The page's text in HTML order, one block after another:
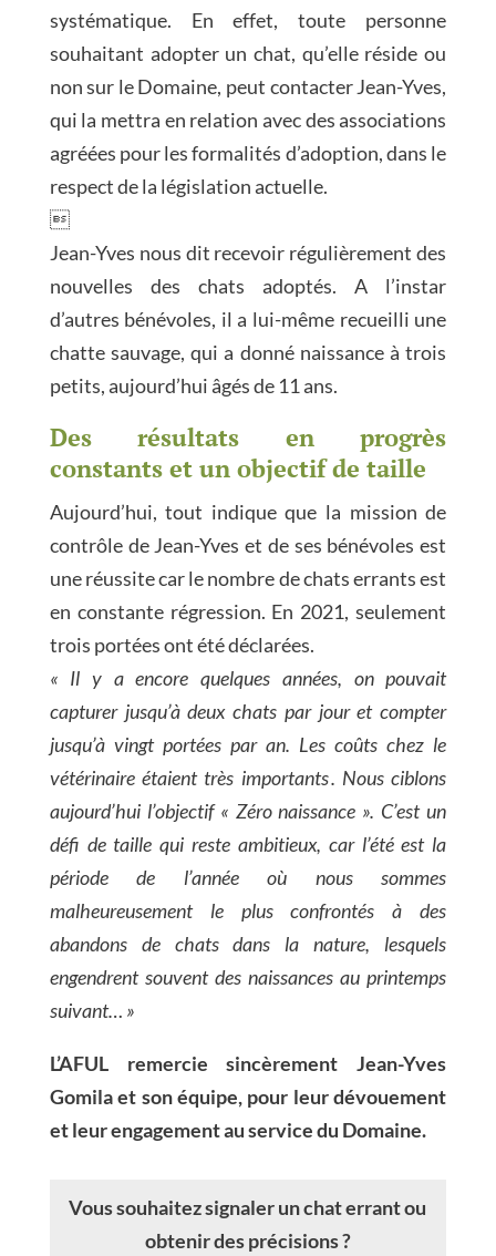
systématique. En effet, toute personne
souhaitant adopter un chat, qu’elle réside ou
non sur le Domaine, peut contacter Jean-Yves,
qui la mettra en relation avec des associations
agréées pour les formalités d’adoption, dans le
respect de la législation actuelle.

Jean-Yves nous dit recevoir régulièrement des
nouvelles des chats adoptés. A l’instar
d’autres bénévoles, il a lui-même recueilli une
chatte sauvage, qui a donné naissance à trois
petits, aujourd’hui âgés de 11 ans.
Des résultats en progrès
constants et un objectif de taille
Aujourd’hui, tout indique que la mission de
contrôle de Jean-Yves et de ses bénévoles est
une réussite car le nombre de chats errants est
en constante régression. En 2021, seulement
trois portées ont été déclarées.
« Il y a encore quelques années, on pouvait
capturer jusqu’à deux chats par jour et compter
jusqu’à vingt portées par an. Les coûts chez le
vétérinaire étaient très importants . Nous ciblons
aujourd’hui l’objectif « Zéro naissance ». C’est un
défi de taille qui reste ambitieux, car l’été est la
période de l’année où nous sommes
malheureusement le plus confrontés à des
abandons de chats dans la nature, lesquels
engendrent souvent des naissances au printemps
suivant… »
L’AFUL remercie sincèrement Jean-Yves
Gomila et son équipe, pour leur dévouement
et leur engagement au service du Domaine.
Vous souhaitez signaler un chat errant ou
obtenir des précisions ?